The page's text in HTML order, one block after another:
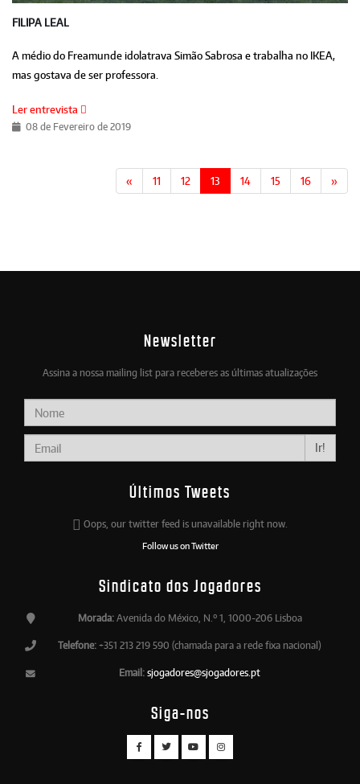
FILIPA LEAL
A médio do Freamunde idolatrava Simão Sabrosa e trabalha no IKEA,
mas gostava de ser professora.
Ler entrevista
08 de Fevereiro de 2019
« 11 12 13 14 15 16 »
Newsletter
Assina a nossa mailing list para receberes as últimas atualizações
Ir!
Últimos Tweets
Oops, our twitter feed is unavailable right now.
Follow us on Twitter
Sindicato dos Jogadores
Morada:Avenida do México, N.º 1, 1000-206 Lisboa
Telefone: +351 213 219 590 (chamada para a rede fixa nacional)
Email: sjogadores@sjogadores.pt
Siga-nos